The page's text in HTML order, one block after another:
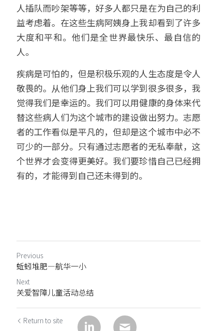
人插队而吵架等等，好多人都只是在为自己的利
益考虑着。在这些生病阿姨身上我却看到了许多
大度和平和。他们是全世界最快乐、最自信的
人。
疾病是可怕的，但是积极乐观的人生态度是令人
敬畏的。从他们身上我们可以学到很多很多，我
觉得我们是幸运的。我们可以用健康的身体来代
替这些病人们为这个城市的建设做出努力。志愿
者的工作看似是平凡的，但却是这个城市中必不
可少的一部分。只有通过志愿者的无私奉献，这
个世界才会变得更美好。我们要珍惜自己已经拥
有的，才能得到自己还未得到的。
Previous
蚯蚓堆肥—航华一小
Next
关爱智障儿童活动总结
Return to site